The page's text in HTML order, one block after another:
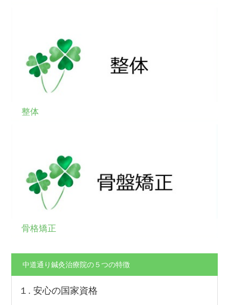
整体
骨格矯正
中道通り鍼灸治療院の５つの特徴
１. 安心の国家資格